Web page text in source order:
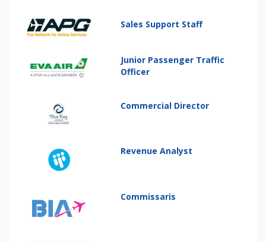
Sales Support Staff
Junior Passenger Traffic
Officer
Commercial Director
Revenue Analyst
Commissaris